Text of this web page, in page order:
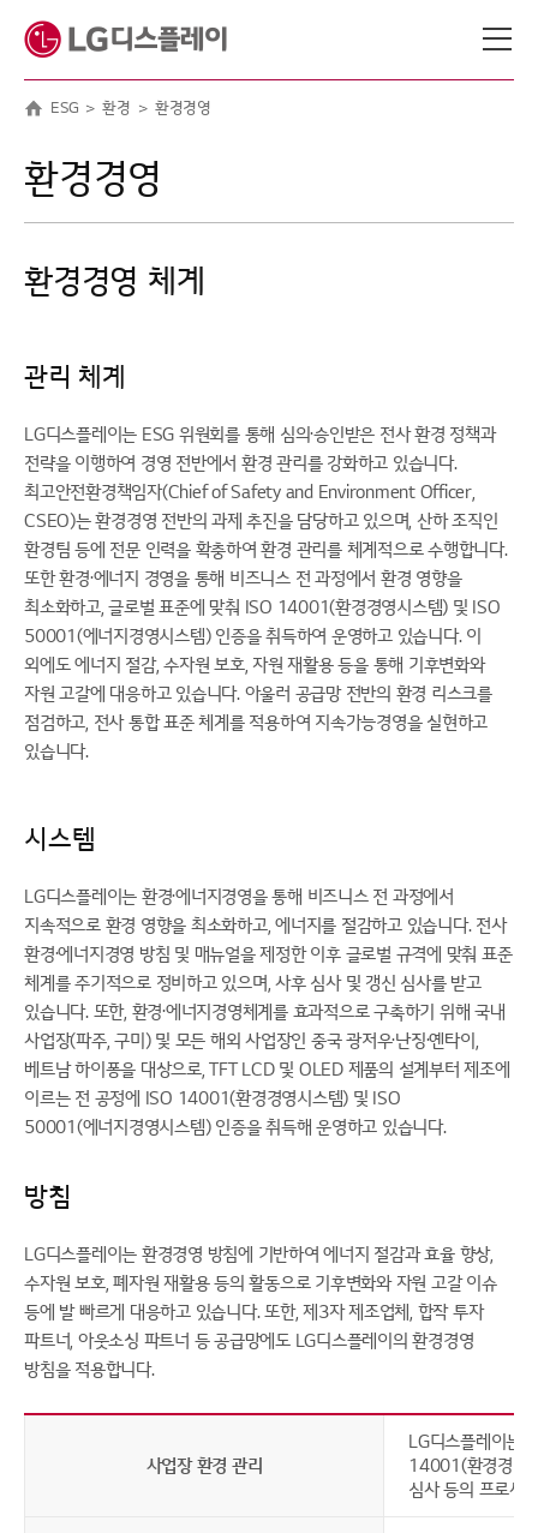
ESG 환경 환경경영
환경경영
환경경영 체계
관리 체계
LG디스플레이는 ESG 위원회를 통해 심의·승인받은 전사 환경 정책과
전략을 이행하여 경영 전반에서 환경 관리를 강화하고 있습니다.
최고안전환경책임자(Chief of Safety and Environment Officer,
CSEO)는 환경경영 전반의 과제 추진을 담당하고 있으며, 산하 조직인
환경팀 등에 전문 인력을 확충하여 환경 관리를 체계적으로 수행합니다.
또한 환경·에너지 경영을 통해 비즈니스 전 과정에서 환경 영향을
최소화하고, 글로벌 표준에 맞춰 ISO 14001(환경경영시스템) 및 ISO
50001(에너지경영시스템) 인증을 취득하여 운영하고 있습니다. 이
외에도 에너지 절감, 수자원 보호, 자원 재활용 등을 통해 기후변화와
자원 고갈에 대응하고 있습니다. 아울러 공급망 전반의 환경 리스크를
점검하고, 전사 통합 표준 체계를 적용하여 지속가능경영을 실현하고
있습니다.
시스템
LG디스플레이는 환경·에너지경영을 통해 비즈니스 전 과정에서
지속적으로 환경 영향을 최소화하고, 에너지를 절감하고 있습니다. 전사
환경·에너지경영 방침 및 매뉴얼을 제정한 이후 글로벌 규격에 맞춰 표준
체계를 주기적으로 정비하고 있으며, 사후 심사 및 갱신 심사를 받고
있습니다. 또한, 환경·에너지경영체계를 효과적으로 구축하기 위해 국내
사업장(파주, 구미) 및 모든 해외 사업장인 중국 광저우·난징·옌타이,
베트남 하이퐁을 대상으로, TFT LCD 및 OLED 제품의 설계부터 제조에
이르는 전 공정에
ISO 14001(환경경영시스템) 및 ISO
50001(에너지경영시스템)인증을 취득해 운영하고 있습니다.
방침
LG디스플레이는 환경경영 방침에 기반하여 에너지 절감과 효율 향상,
수자원 보호, 폐자원 재활용 등의 활동으로 기후변화와 자원 고갈 이슈
등에 발 빠르게 대응하고 있습니다. 또한, 제3자 제조업체, 합작 투자
파트너, 아웃소싱 파트너 등 공급망에도 LG디스플레이의 환경경영
방침을 적용합니다.
사업장 환경 관리
LG디스플레이는
14001(환경경영
심사 등의 프로세